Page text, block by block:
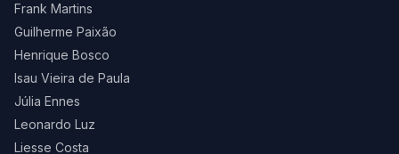
Frank Martins
Guilherme Paixão
Henrique Bosco
Isau Vieira de Paula
Júlia Ennes
Leonardo Luz
Liesse Costa